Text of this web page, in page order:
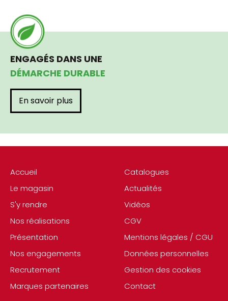
Accueil
Le magasin
S'y rendre
Nos réalisations
Présentation
Nos engagements
Recrutement
Marques partenaires
Catalogues
Actualités
Vidéos
CGV
Mentions légales / CGU
Données personnelles
Gestion des cookies
Contact
ENGAGÉS DANS UNE
DÉMARCHE DURABLE
En savoir plus